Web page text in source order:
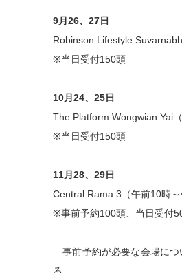
9月26、27日
Robinson Lifestyle
※当日受付150頭
10月24、25日
The Platform Wongwian Yai
※当日受付150頭
11月28、29日
Central Rama 3（午前10時～
※事前予約100頭、当日受付
事前予約が必要な会場につ